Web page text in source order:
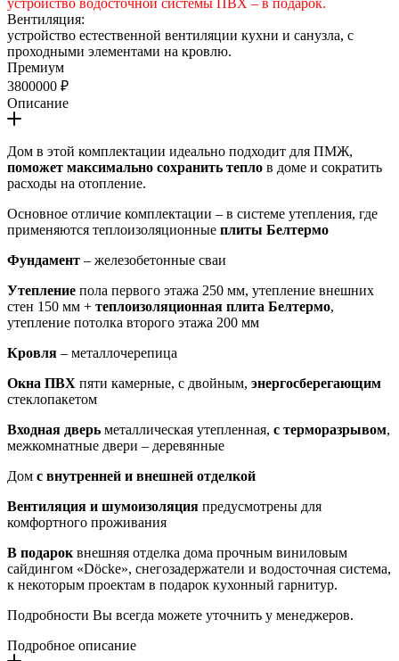
устройство водосточной системы ПВХ – в подарок.
Вентиляция:
устройство естественной вентиляции кухни и санузла, с
проходными элементами на кровлю.
Премиум
3800000 ₽
Описание
Дом в этой комплектации идеально подходит для ПМЖ,
поможет максимально сохранить тепло в доме и сократить
расходы на отопление.
Основное отличие комплектации – в системе утепления, где
применяются теплоизоляционные плиты Белтермо
Фундамент – железобетонные сваи
Утепление пола первого этажа 250 мм, утепление внешних
стен 150 мм + теплоизоляционная плита Белтермо,
утепление потолка второго этажа 200 мм
Кровля – металлочерепица
Окна ПВХ пяти камерные, с двойным, энергосберегающим
стеклопакетом
Входная дверь металлическая утепленная, с терморазрывом,
межкомнатные двери – деревянные
Дом с внутренней и внешней отделкой
Вентиляция и шумоизоляция предусмотрены для
комфортного проживания
В подароквнешняя отделка дома прочным виниловым
сайдингом «Döcke», снегозадержатели и водосточная система,
к некоторым проектам в подарок кухонный гарнитур.
Подробности Вы всегда можете уточнить у менеджеров.
Подробное описание